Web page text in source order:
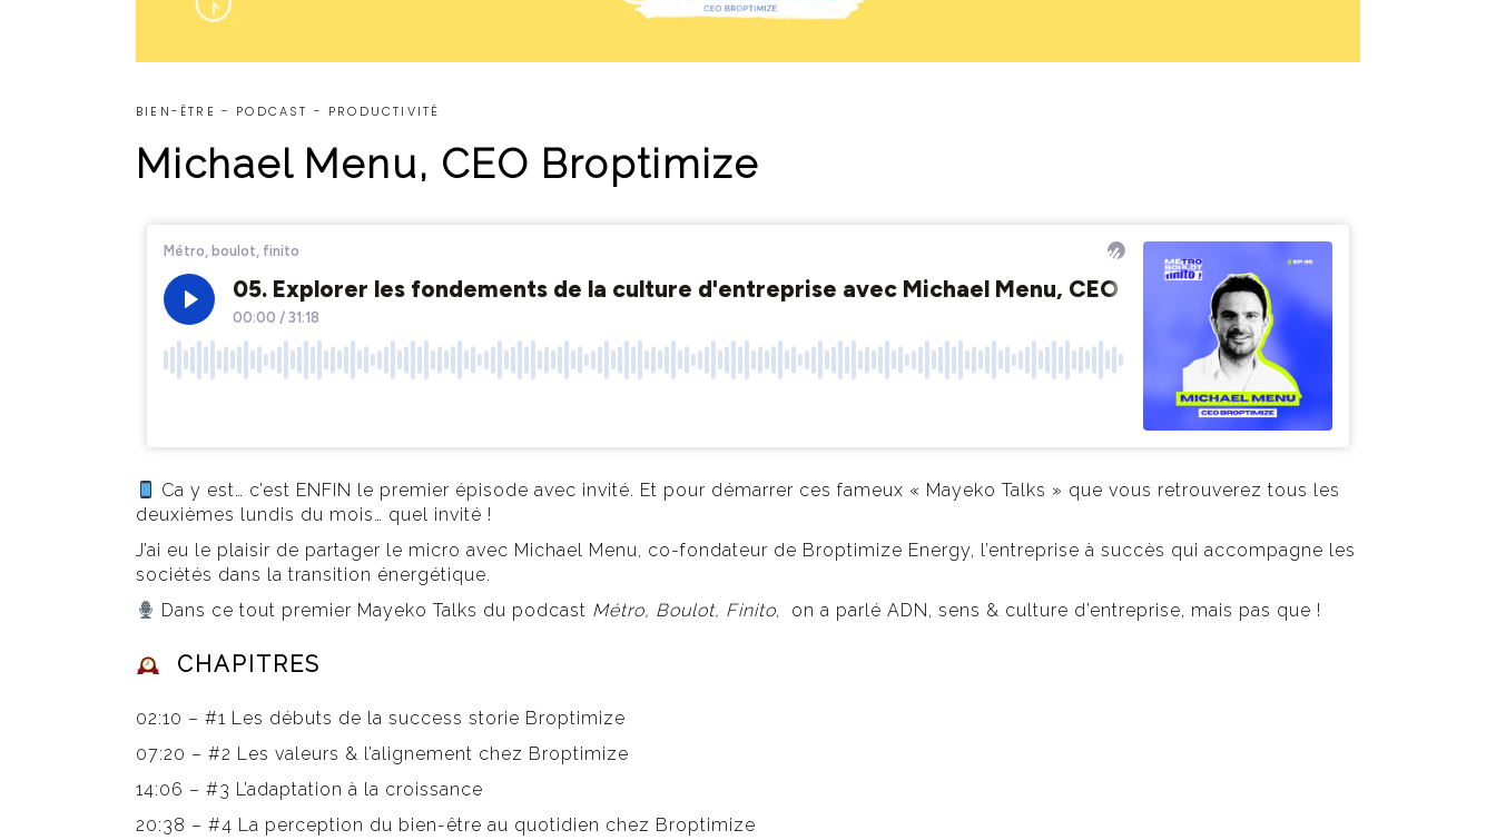
BIEN-ÊTRE - PODCAST - PRODUCTIVITÉ
Michael Menu, CEO Broptimize
Ca y est… c’est ENFIN le premier épisode avec invité. Et pour démarrer ces fameux « Mayeko Talks » que vous retrouverez tous les
deuxièmes lundis du mois… quel invité !
J’ai eu le plaisir de partager le micro avec Michael Menu, co-fondateur de Broptimize Energy, l’entreprise à succès qui accompagne les
sociétés dans la transition énergétique.
Dans ce tout premier Mayeko Talks du podcast Métro, Boulot, Finito, on a parlé ADN, sens & culture d’entreprise, mais pas que !
CHAPITRES
02:10 – #1 Les débuts de la success storie Broptimize
07:20 – #2 Les valeurs & l’alignement chez Broptimize
14:06 – #3 L’adaptation à la croissance
20:38 – #4 La perception du bien-être au quotidien chez Broptimize